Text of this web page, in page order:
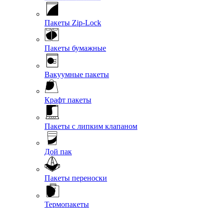
Пакеты Zip-Lock
Пакеты бумажные
Вакуумные пакеты
Крафт пакеты
Пакеты с липким клапаном
Дой пак
Пакеты переноски
Термопакеты